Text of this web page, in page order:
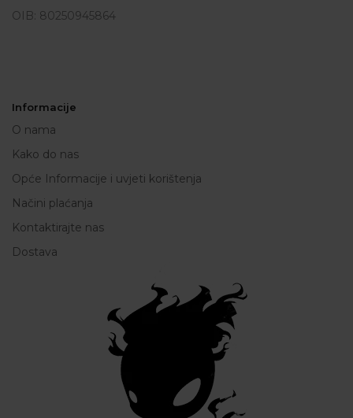
OIB: 80250945864
Informacije
O nama
Kako do nas
Opće Informacije i uvjeti korištenja
Načini plaćanja
Kontaktirajte nas
Dostava